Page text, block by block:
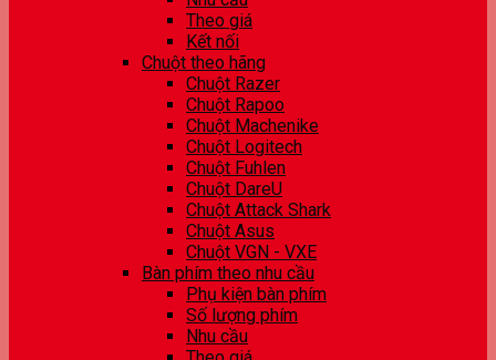
Theo giá
Kết nối
Chuột theo hãng
Chuột Razer
Chuột Rapoo
Chuột Machenike
Chuột Logitech
Chuột Fuhlen
Chuột DareU
Chuột Attack Shark
Chuột Asus
Chuột VGN - VXE
Bàn phím theo nhu cầu
Phụ kiện bàn phím
Số lượng phím
Nhu cầu